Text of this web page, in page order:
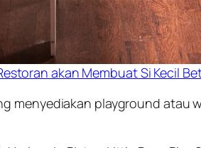
akan Membuat Si Kecil
menyediakan playground atau